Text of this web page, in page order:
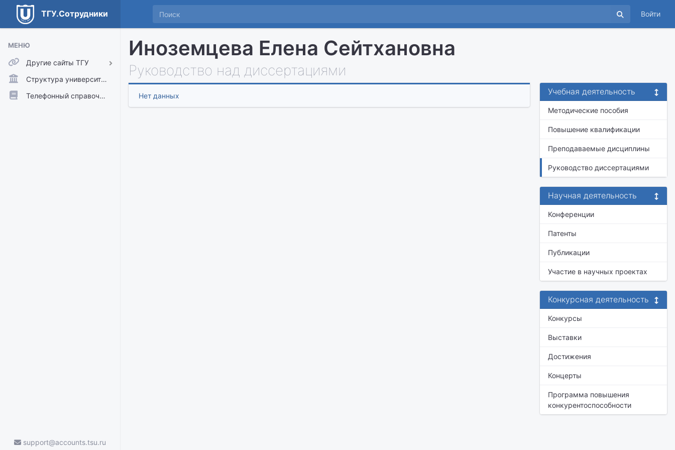
ТГУ.Сотрудники Войти
МЕНЮ
Другие сайты ТГУ
ТГУ.Аккаунты
ТГУ.Расписание
Структура университета
Телефонный справочник
support@accounts.tsu.ru
Иноземцева Елена Сейтхановна
Руководство над диссертациями
Нет данных Учебная деятельность
Методические пособия
Повышение квалификации
Преподаваемые дисциплины
Руководство диссертациями
Научная деятельность
Конференции
Патенты
Публикации
Участие в научных проектах
Конкурсная деятельность
Конкурсы
Выставки
Достижения
Концерты
Программа повышения
конкурентоспособности